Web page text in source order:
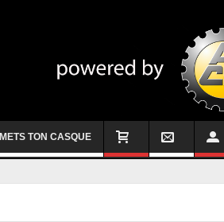
METS TON CASQUE